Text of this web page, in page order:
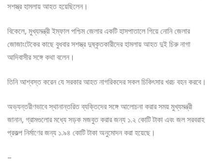
সশস্ত্র হামলায় আহত হয়েছিলেন।
বিকেলে, মুখ্যমন্ত্রী ইম্ফাল পশ্চিম জেলার একটি হাসপাতালে গিয়ে নোনি জেলার
জোজাংটেকের কাছে বুধবার সশস্ত্র দুষ্কৃতকারীদের হামলায় আহত দুই চিরু নাগা
আদিবাসীর সঙ্গে কথা বলেন।
তিনি আশ্বস্ত করেন যে সরকার আহত নাগরিকদের সকল চিকিৎসার খরচ বহন করবে।
অভ্যন্তরীণভাবে স্থানান্তরিত ব্যক্তিদের সঙ্গে আলোচনা করার সময় মুখ্যমন্ত্রী
জানান, গ্রামগুলোর মধ্যে সড়ক মজবুত করার জন্য ১.২ কোটি টাকা এবং জল সরবরাহ
প্রকল্প নির্মাণের জন্য ১.৯৪ কোটি টাকা অনুমোদন করা হয়েছে।
–